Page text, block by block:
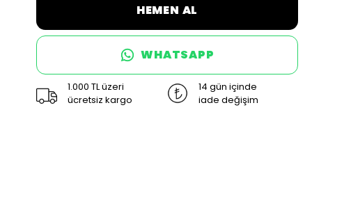
HEMEN AL
WHATSAPP
1.000 TL üzeri
ücretsiz kargo
14 gün içinde
iade değişim